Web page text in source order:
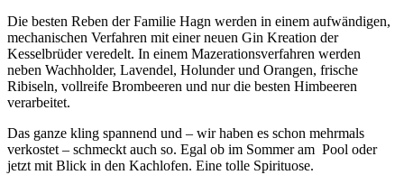
Die besten Reben der Familie Hagn werden in einem aufwändigen,
mechanischen Verfahren mit einer neuen Gin Kreation der
Kesselbrüder veredelt. In einem Mazerationsverfahren werden
neben Wachholder, Lavendel, Holunder und Orangen, frische
Ribiseln, vollreife Brombeeren und nur die besten Himbeeren
verarbeitet.
Das ganze kling spannend und – wir haben es schon mehrmals
verkostet – schmeckt auch so. Egal ob im Sommer am Pool oder
jetzt mit Blick in den Kachlofen. Eine tolle Spirituose.